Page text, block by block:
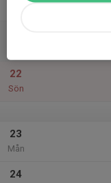
22
Sön
23
Mån
24